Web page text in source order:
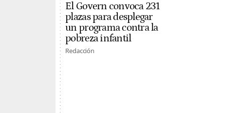
El Govern convoca 231
plazas para desplegar
un programa contra la
pobreza infantil
Redacción